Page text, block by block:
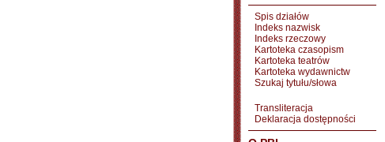
Spis działów
Indeks nazwisk
Indeks rzeczowy
Kartoteka czasopism
Kartoteka teatrów
Kartoteka wydawnictw
Szukaj tytułu/słowa
Transliteracja
Deklaracja dostępności